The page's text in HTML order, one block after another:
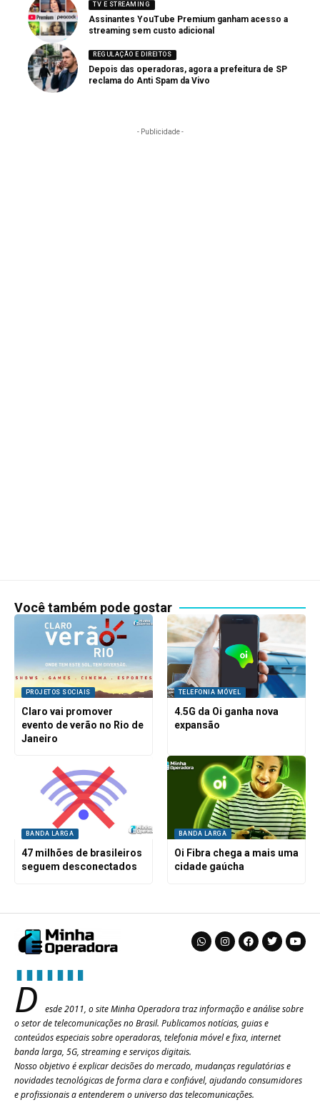
TV E STREAMING
Assinantes YouTube Premium ganham acesso a
streaming sem custo adicional
REGULAÇÃO E DIREITOS
Depois das operadoras, agora a prefeitura de SP
reclama do Anti Spam da Vivo
- Publicidade -
Você também pode gostar
PROJETOS SOCIAIS
Claro vai promover
evento de verão no Rio de
Janeiro
TELEFONIA MÓVEL
4.5G da Oi ganha nova
expansão
BANDA LARGA
47 milhões de brasileiros
seguem desconectados
BANDA LARGA
Oi Fibra chega a mais uma
cidade gaúcha
D
esde 2011, o site Minha Operadora traz informação e análise sobre
o setor de telecomunicações no Brasil. Publicamos notícias, guias e
conteúdos especiais sobre operadoras, telefonia móvel e fixa, internet
banda larga, 5G, streaming e serviços digitais.
Nosso objetivo é explicar decisões do mercado, mudanças regulatórias e
novidades tecnológicas de forma clara e confiável, ajudando consumidores
e profissionais a entenderem o universo das telecomunicações.